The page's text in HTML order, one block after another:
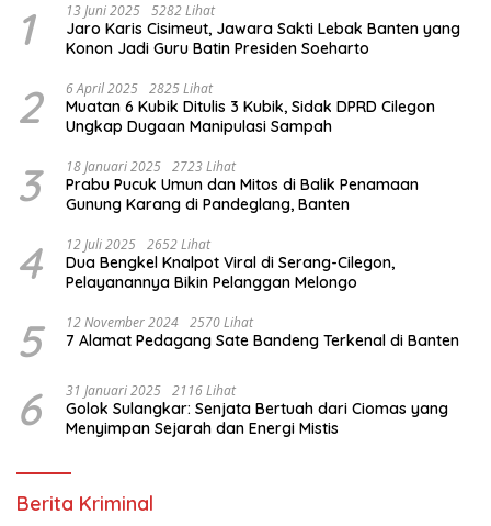
1 13 Juni 2025 5282 Lihat
Jaro Karis Cisimeut, Jawara Sakti Lebak Banten yang
Konon Jadi Guru Batin Presiden Soeharto
2 6 April 2025 2825 Lihat
Muatan 6 Kubik Ditulis 3 Kubik, Sidak DPRD Cilegon
Ungkap Dugaan Manipulasi Sampah
3 18 Januari 2025 2723 Lihat
Prabu Pucuk Umun dan Mitos di Balik Penamaan
Gunung Karang di Pandeglang, Banten
4 12 Juli 2025 2652 Lihat
Dua Bengkel Knalpot Viral di Serang-Cilegon,
Pelayanannya Bikin Pelanggan Melongo
5 12 November 2024 2570 Lihat
7 Alamat Pedagang Sate Bandeng Terkenal di Banten
6 31 Januari 2025 2116 Lihat
Golok Sulangkar: Senjata Bertuah dari Ciomas yang
Menyimpan Sejarah dan Energi Mistis
Berita Kriminal